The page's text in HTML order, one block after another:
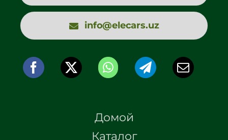
info@elecars.uz
Домой
Каталог